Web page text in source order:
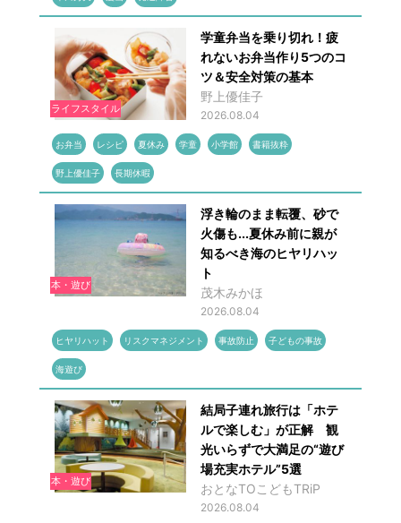
ライフスタイル
学童弁当を乗り切れ！疲
れないお弁当作り5つのコ
ツ＆安全対策の基本
野上優佳子
2026.08.04
お弁当 レシピ 夏休み 学童 小学館 書籍抜粋
野上優佳子 長期休暇
本・遊び
浮き輪のまま転覆、砂で
火傷も...夏休み前に親が
知るべき海のヒヤリハッ
ト
茂木みかほ
2026.08.04
ヒヤリハット リスクマネジメント 事故防止 子どもの事故
海遊び
本・遊び
結局子連れ旅行は「ホテ
ルで楽しむ」が正解 観
光いらずで大満足の“遊び
場充実ホテル”5選
おとなTOこどもTRiP
2026.08.04